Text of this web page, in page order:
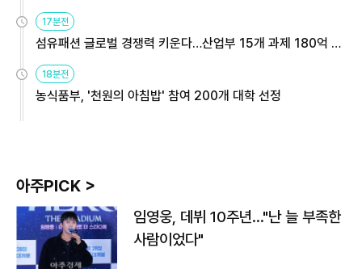
용해야
17분전
섬유패션 글로벌 경쟁력 키운다…산업부 15개 과제 180억 지
원
18분전
농식품부, '천원의 아침밥' 참여 200개 대학 선정
아주PICK >
임영웅, 데뷔 10주년…"난 늘 부족한
사람이었다"